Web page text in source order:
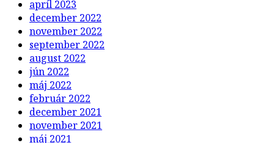
apríl 2023
december 2022
november 2022
september 2022
august 2022
jún 2022
máj 2022
február 2022
december 2021
november 2021
máj 2021